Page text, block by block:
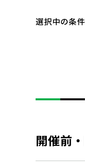
選択中の条件
開催前